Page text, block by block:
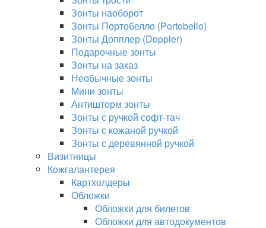
Зонты наоборот
Зонты Портобелло (Portobello)
Зонты Допплер (Doppler)
Подарочные зонты
Зонты на заказ
Необычные зонты
Мини зонты
Антишторм зонты
Зонты с ручкой софт-тач
Зонты с кожаной ручкой
Зонты с деревянной ручкой
Визитницы
Кожгалантерея
Картхолдеры
Обложки
Обложки для билетов
Обложки для автодокументов